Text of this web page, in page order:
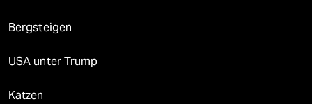
Bergsteigen
USA unter Trump
Katzen